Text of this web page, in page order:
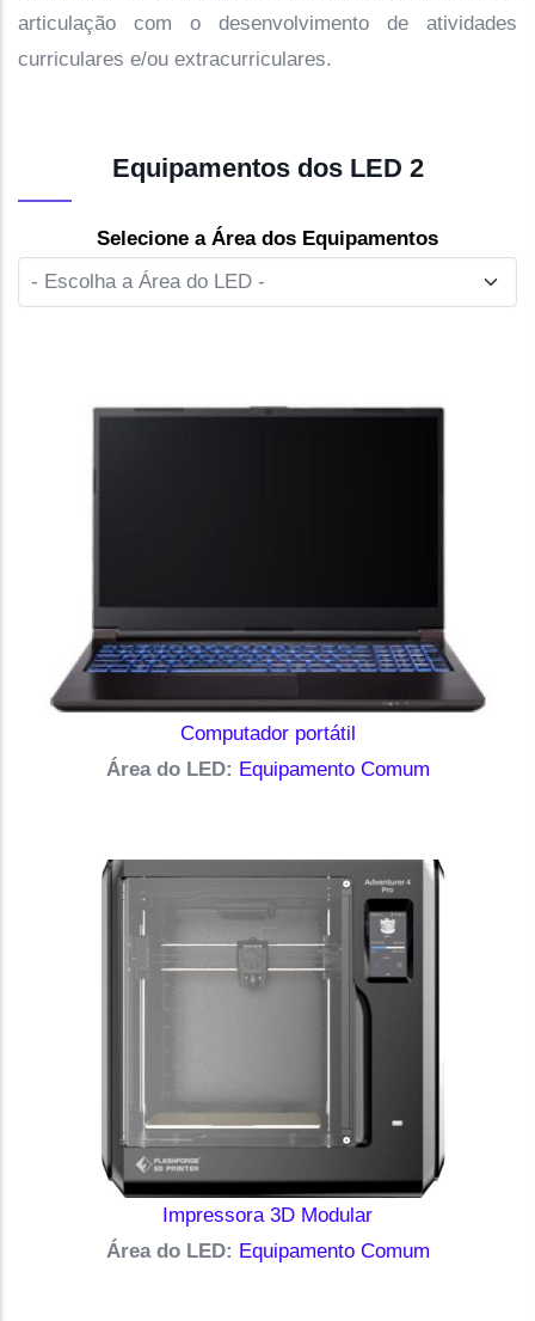
articulação com o desenvolvimento de atividades
curriculares e/ou extracurriculares.
Equipamentos dos LED 2
Selecione a Área dos Equipamentos
Computador portátil
Área do LED: Equipamento Comum
Impressora 3D Modular
Área do LED: Equipamento Comum